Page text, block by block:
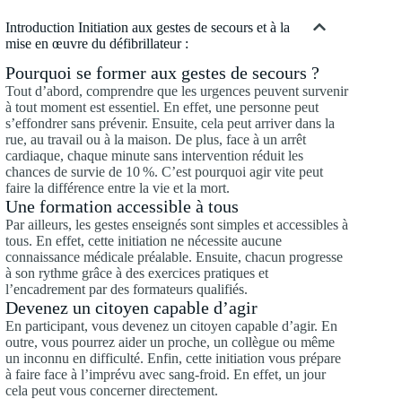
Introduction Initiation aux gestes de secours et à la
mise en œuvre du défibrillateur :
Pourquoi se former aux gestes de secours ?
Tout d’abord, comprendre que les urgences peuvent survenir
à tout moment est essentiel. En effet, une personne peut
s’effondrer sans prévenir. Ensuite, cela peut arriver dans la
rue, au travail ou à la maison. De plus, face à un arrêt
cardiaque, chaque minute sans intervention réduit les
chances de survie de 10 %. C’est pourquoi agir vite peut
faire la différence entre la vie et la mort.
Une formation accessible à tous
Par ailleurs, les gestes enseignés sont simples et accessibles à
tous. En effet, cette initiation ne nécessite aucune
connaissance médicale préalable. Ensuite, chacun progresse
à son rythme grâce à des exercices pratiques et
l’encadrement par des formateurs qualifiés.
Devenez un citoyen capable d’agir
En participant, vous devenez un citoyen capable d’agir. En
outre, vous pourrez aider un proche, un collègue ou même
un inconnu en difficulté. Enfin, cette initiation vous prépare
à faire face à l’imprévu avec sang-froid. En effet, un jour
cela peut vous concerner directement.